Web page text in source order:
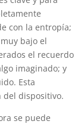
con la entropía;
bajo el
el recuerdo
imaginado; y
Esta
del dispositivo.
se puede